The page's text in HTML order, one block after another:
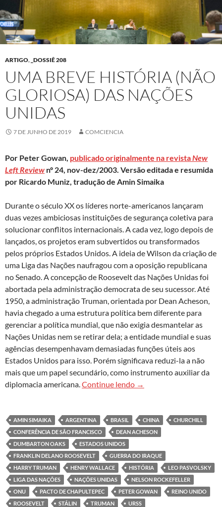
ARTIGO, _DOSSIÊ 208
UMA BREVE HISTÓRIA (NÃO
GLORIOSA) DAS NAÇÕES
UNIDAS
7 DE JUNHO DE 2019 COMCIENCIA
Por Peter Gowan, publicado originalmente na revistaNew
Left Review nº 24, nov-dez/2003. Versão editada e resumida
por Ricardo Muniz, tradução de Amin Simaika
Durante o século XX os líderes norte-americanos lançaram
duas vezes ambiciosas instituições de segurança coletiva para
solucionar conflitos internacionais. A cada vez, logo depois de
lançados, os projetos eram subvertidos ou transformados
pelos próprios Estados Unidos. A ideia de Wilson da criação de
uma Liga das Nações naufragou com a oposição republicana
no Senado. A concepção de Roosevelt das Nações Unidas foi
abortada pela administração democrata de seu sucessor. Até
1950, a administração Truman, orientada por Dean Acheson,
havia chegado a uma estrutura política bem diferente para
gerenciar a política mundial, que não exigia desmantelar as
Nações Unidas nem se retirar dela; a entidade mundial e suas
agências desempenhavam demasiadas funções úteis aos
Estados Unidos para isso. Porém significava reduzi-la a não
mais que um papel secundário, como instrumento auxiliar da
diplomacia americana.Continue lendo Uma breve história (não
→
AMIN SIMAIKA ARGENTINA BRASIL CHINA
CHURCHILL
CONFERÊNCIA DE SÃO FRANCISCO
DEAN ACHESON
DUMBARTON OAKS
ESTADOS UNIDOS
FRANKLIN DELANO ROOSEVELT
GUERRA DO IRAQUE
HARRY TRUMAN
HENRY WALLACE HISTÓRIA
LEO PASVOLSKY
LIGA DAS NAÇÕES
NAÇÕES UNIDAS
NELSON ROCKEFELLER
ONU
PACTO DE CHAPULTEPEC PETER GOWAN
REINO UNIDO
ROOSEVELT
STÁLIN TRUMAN URSS